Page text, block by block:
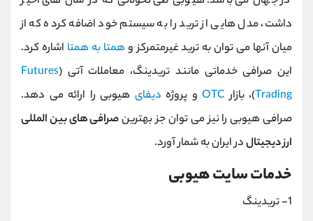
داشت، مدل هایی از ترید را به سیستم خود اضافه کرده که از
میان آنها می توان به ترید غیرمتمرکز وهمتا به همتا اشاره کرد.
این صرافی خدماتی مانند تریدینگ، معاملات آتی (Futures
Trading)، بازار OTC و پروژه دیفای هیوبی را ارائه می دهد.
صرافی هیوبی را نیز می توان جز بهترینصرافی های بین المللی
ارز دیجیتالدر ایران به شمار آورد.
خدمات سایت هیوبی
1- تریدینگ